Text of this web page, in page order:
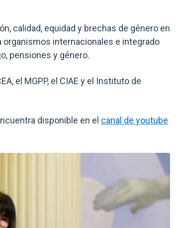
calidad, equidad y brechas de género en
organismos internacionales e integrado
pensiones y género.
el MGPP, el CIAE y el Instituto de
disponible en el canal de youtube